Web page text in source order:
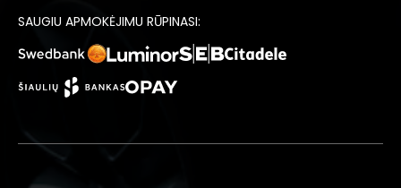
SAUGIU APMOKĖJIMU RŪPINASI: